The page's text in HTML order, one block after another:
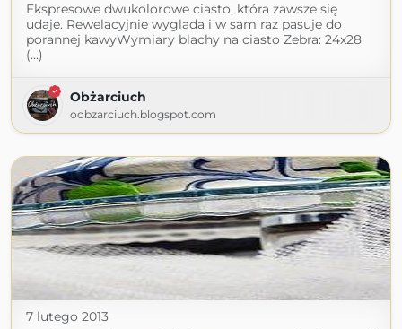
Ekspresowe dwukolorowe ciasto, która zawsze się
udaje. Rewelacyjnie wyglada i w sam raz pasuje do
porannej kawyWymiary blachy na ciasto Zebra: 24x28
(...)
Obżarciuch
oobzarciuch.blogspot.com
7 lutego 2013